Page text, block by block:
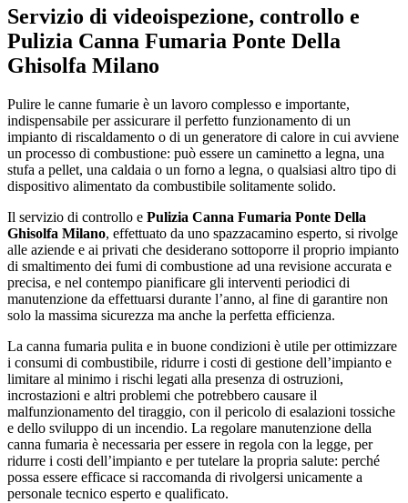
Servizio di videoispezione, controllo e
Pulizia Canna Fumaria Ponte Della
Ghisolfa Milano
Pulire le canne fumarie è un lavoro complesso e importante,
indispensabile per assicurare il perfetto funzionamento di un
impianto di riscaldamento o di un generatore di calore in cui avviene
un processo di combustione: può essere un caminetto a legna, una
stufa a pellet, una caldaia o un forno a legna, o qualsiasi altro tipo di
dispositivo alimentato da combustibile solitamente solido.
Il servizio di controllo e Pulizia Canna Fumaria Ponte Della
Ghisolfa Milano, effettuato da uno spazzacamino esperto, si rivolge
alle aziende e ai privati che desiderano sottoporre il proprio impianto
di smaltimento dei fumi di combustione ad una revisione accurata e
precisa, e nel contempo pianificare gli interventi periodici di
manutenzione da effettuarsi durante l’anno, al fine di garantire non
solo la massima sicurezza ma anche la perfetta efficienza.
La canna fumaria pulita e in buone condizioni è utile per ottimizzare
i consumi di combustibile, ridurre i costi di gestione dell’impianto e
limitare al minimo i rischi legati alla presenza di ostruzioni,
incrostazioni e altri problemi che potrebbero causare il
malfunzionamento del tiraggio, con il pericolo di esalazioni tossiche
e dello sviluppo di un incendio. La regolare manutenzione della
canna fumaria è necessaria per essere in regola con la legge, per
ridurre i costi dell’impianto e per tutelare la propria salute: perché
possa essere efficace si raccomanda di rivolgersi unicamente a
personale tecnico esperto e qualificato.